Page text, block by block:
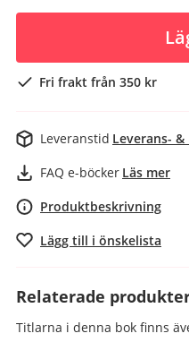
Fri frakt från 350 kr
Leveranstid Leverans-
FAQ e-böcker Läs mer
Produktbeskrivning
Lägg till i önskelista
Relaterade
Titlarna i denna bok finns